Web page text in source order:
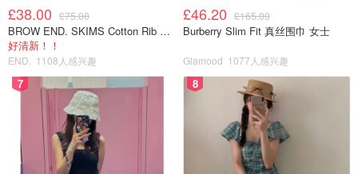
首先： 选蛋！ 时隔十多天还能孵出来了吗？ 其实是可以
的！ 拿一个玻璃杯装3/4水， 把蛋放进去，飘起来的就不行
了，在水底站立的需要泡水到躺在杯底就可以了，直接躺在
杯底的说明蛋内水分充足可以直接孵！
孵蛋器是分层的，最上层的黑色架是放蛋且可以移动的，它
的来回移动带动蛋的滚动，使蛋受热均匀！所以摆蛋不能太
密，不然容易在滚动的过程中卡住！中间的隔段可以改变每
行蛋之间的距离，所以鸡蛋也是可以用这个孵的！
£38.00 £75.00
BROW END. SKIMS Cotton Rib 长款背心连衣裙 薄荷绿
好清新！！
END. 1108人感兴趣
£46.20 £165.00
Burberry Slim Fit 真丝围巾 女士
Glamood 1077人感兴趣
7 8